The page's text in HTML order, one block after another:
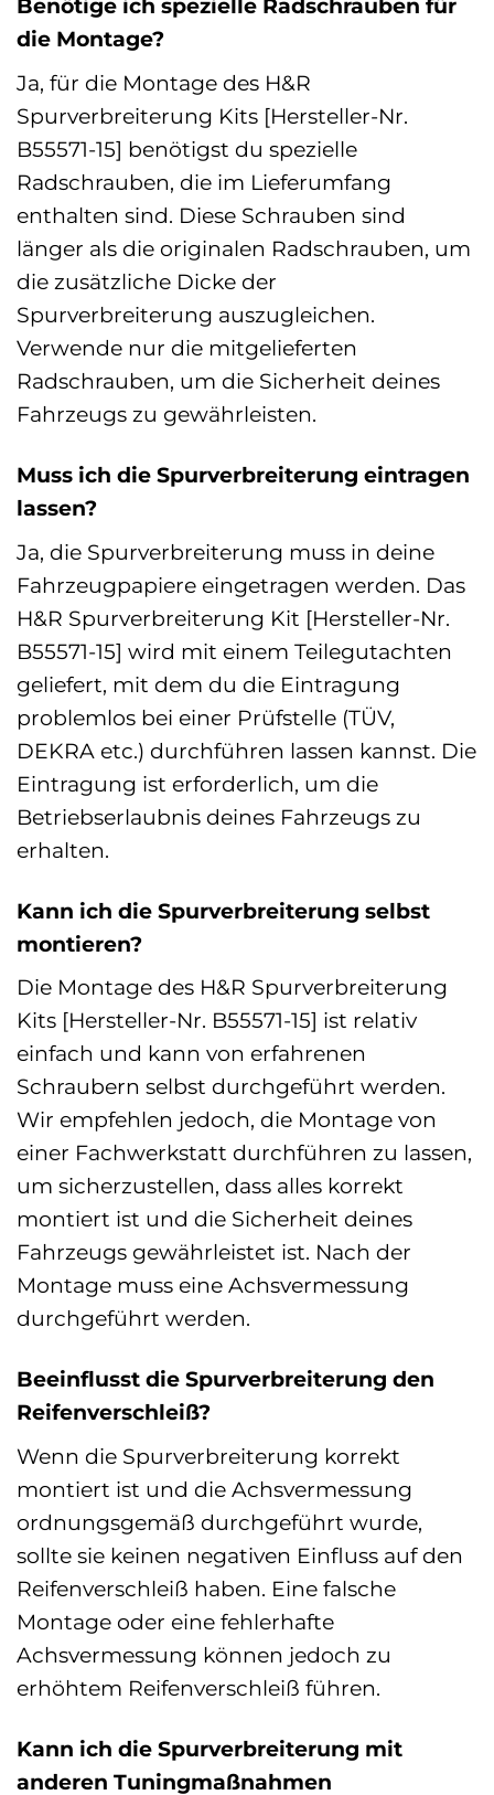
Benötige ich spezielle Radschrauben für
die Montage?
Ja, für die Montage des H&R
Spurverbreiterung Kits [Hersteller-Nr.
B55571-15] benötigst du spezielle
Radschrauben, die im Lieferumfang
enthalten sind. Diese Schrauben sind
länger als die originalen Radschrauben, um
die zusätzliche Dicke der
Spurverbreiterung auszugleichen.
Verwende nur die mitgelieferten
Radschrauben, um die Sicherheit deines
Fahrzeugs zu gewährleisten.
Muss ich die Spurverbreiterung eintragen
lassen?
Ja, die Spurverbreiterung muss in deine
Fahrzeugpapiere eingetragen werden. Das
H&R Spurverbreiterung Kit [Hersteller-Nr.
B55571-15] wird mit einem Teilegutachten
geliefert, mit dem du die Eintragung
problemlos bei einer Prüfstelle (TÜV,
DEKRA etc.) durchführen lassen kannst. Die
Eintragung ist erforderlich, um die
Betriebserlaubnis deines Fahrzeugs zu
erhalten.
Kann ich die Spurverbreiterung selbst
montieren?
Die Montage des H&R Spurverbreiterung
Kits [Hersteller-Nr. B55571-15] ist relativ
einfach und kann von erfahrenen
Schraubern selbst durchgeführt werden.
Wir empfehlen jedoch, die Montage von
einer Fachwerkstatt durchführen zu lassen,
um sicherzustellen, dass alles korrekt
montiert ist und die Sicherheit deines
Fahrzeugs gewährleistet ist. Nach der
Montage muss eine Achsvermessung
durchgeführt werden.
Beeinflusst die Spurverbreiterung den
Reifenverschleiß?
Wenn die Spurverbreiterung korrekt
montiert ist und die Achsvermessung
ordnungsgemäß durchgeführt wurde,
sollte sie keinen negativen Einfluss auf den
Reifenverschleiß haben. Eine falsche
Montage oder eine fehlerhafte
Achsvermessung können jedoch zu
erhöhtem Reifenverschleiß führen.
Kann ich die Spurverbreiterung mit
anderen Tuningmaßnahmen